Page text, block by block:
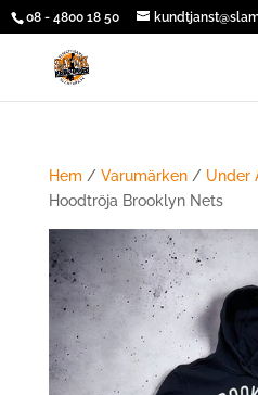
08 - 4800 18 50
Hem / Varumärken/ Under
Hoodtröja Brooklyn Nets